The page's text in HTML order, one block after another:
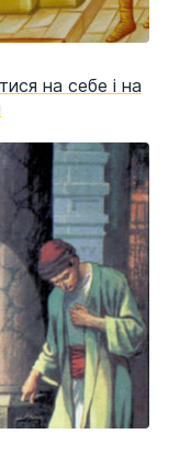
на себе і на